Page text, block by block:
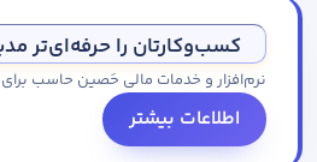
کسب‌وکارتان را حرفه‌ای‌تر
نرم‌افزار و خدمات مالی حَصین حاسب
اطلاعات بیشتر